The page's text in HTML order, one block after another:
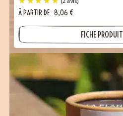
À PARTIR DE 8,06 €
FICHE PRODUIT